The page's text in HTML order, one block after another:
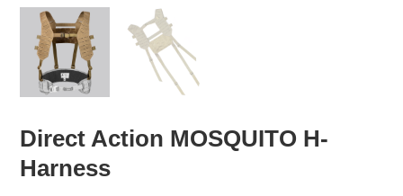
Direct Action MOSQUITO H-
Harness